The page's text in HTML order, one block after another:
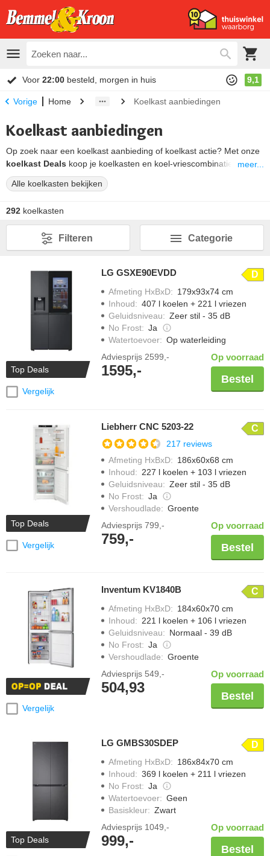
Voor 22:00 besteld, morgen in huis 9,1
Vorige Home Koelkast aanbiedingen
Koelkast aanbiedingen
Op zoek naar een koelkast aanbieding of koelkast actie? Met onze
koelkast Deals koop je koelkasten en koel-vriescombinaties met
spectaculaire korting. Onder deze aanbiedingen vind je naast
voordelige koelkasten met extra kassakorting ook cashback acties.
fabrikant. Hiermee krijg je na aankoop een deel van het
aankoopbedrag terug via de website van de leverancier.
meer...
Alle koelkasten bekijken
292 koelkasten
Categorie
Filteren
Top Deals
Vergelijk
LG GSXE90EVDD D
Afmeting HxBxD: 179x93x74 cm
Inhoud: 407 l koelen + 221 l vriezen
Geluidsniveau: Zeer stil - 35 dB
No Frost: Ja
Watertoevoer: Op waterleiding
Adviesprijs 2599,-
1595,-
Op voorraad
Bestel
Top Deals
Vergelijk
Liebherr CNC 5203-22 C
217 reviews
Afmeting HxBxD: 186x60x68 cm
Inhoud: 227 l koelen + 103 l vriezen
Geluidsniveau: Zeer stil - 35 dB
No Frost: Ja
Vershoudlade: Groente
Adviesprijs 799,-
759,-
Op voorraad
Bestel
Vergelijk
Inventum KV1840B C
Afmeting HxBxD: 184x60x70 cm
Inhoud: 221 l koelen + 106 l vriezen
Geluidsniveau: Normaal - 39 dB
No Frost: Ja
Vershoudlade: Groente
Adviesprijs 549,-
504,93
Op voorraad
Bestel
Top Deals
LG GMBS30SDEP D
Afmeting HxBxD: 186x84x70 cm
Inhoud: 369 l koelen + 211 l vriezen
No Frost: Ja
Watertoevoer: Geen
Basiskleur: Zwart
Adviesprijs 1049,-
999,-
Op voorraad
Bestel